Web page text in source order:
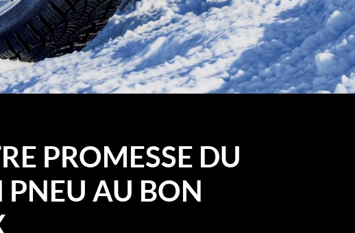
PROMESSE DU
PNEU AU BON